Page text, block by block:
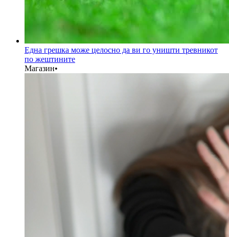
Една грешка може целосно да ви го уништи тревникот
по жештините
Магазин•